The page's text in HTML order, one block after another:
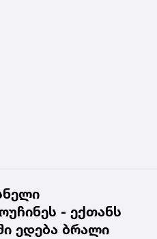
- ექთანს
ედება ბრალი